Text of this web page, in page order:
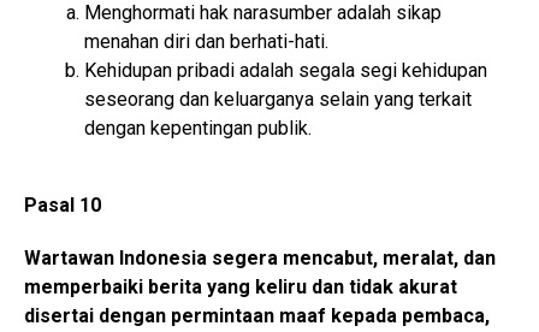
Menghormati hak narasumber adalah sikap
menahan diri dan berhati-hati.
Kehidupan pribadi adalah segala segi kehidupan
seseorang dan keluarganya selain yang terkait
dengan kepentingan publik.
Pasal 10
Wartawan Indonesia segera mencabut, meralat, dan
memperbaiki berita yang keliru dan tidak akurat
disertai dengan permintaan maaf kepada pembaca,